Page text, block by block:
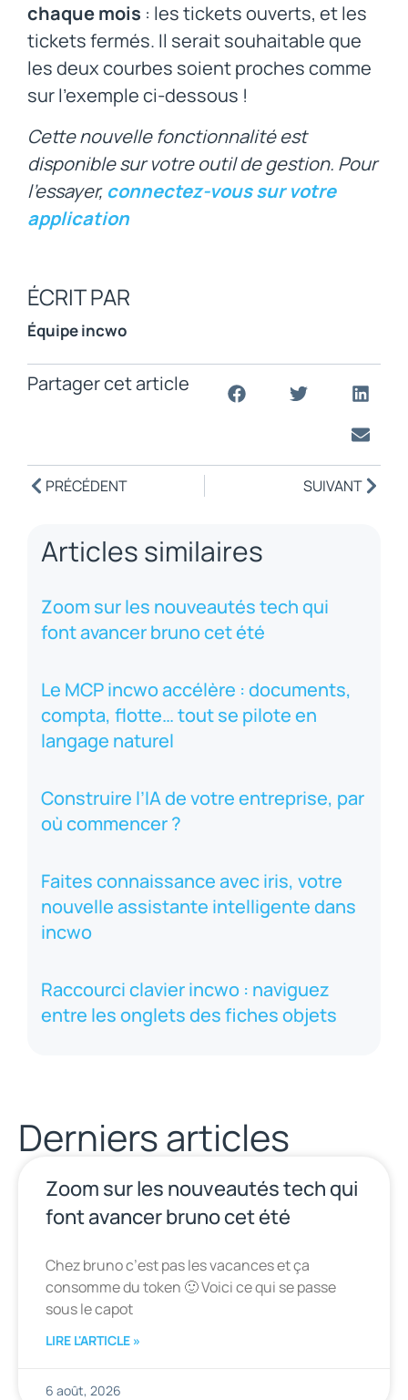
Articles similaires
Zoom sur les nouveautés tech qui
font avancer bruno cet été
Le MCP incwo accélère : documents,
compta, flotte… tout se pilote en
langage naturel
Construire l’IA de votre entreprise, par
où commencer ?
Faites connaissance avec iris, votre
nouvelle assistante intelligente dans
incwo
Raccourci clavier incwo : naviguez
entre les onglets des fiches objets
chaque mois : les tickets ouverts, et les
tickets fermés. Il serait souhaitable que
les deux courbes soient proches comme
sur l’exemple ci-dessous !
Cette nouvelle fonctionnalité est
disponible sur votre outil de gestion. Pour
l’essayer, connectez-vous sur votre
application
ÉCRIT PAR
Équipe incwo
Partager cet article
PRÉCÉDENT SUIVANT
Derniers articles
Zoom sur les nouveautés tech qui
font avancer bruno cet été
Chez bruno c’est pas les vacances et ça
consomme du token 🙂 Voici ce qui se passe
sous le capot
LIRE L'ARTICLE »
6 août, 2026